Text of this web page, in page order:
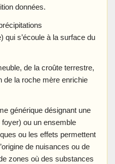
données.
qui s’écoule à la surface du
de la croûte terrestre,
de la roche mère enrichie
générique désignant une
ou un ensemble
ou les effets permettent
de nuisances ou de
zones où des substances